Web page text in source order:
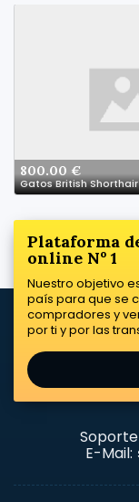
800.00 €
Gatos British Shorthair
Plataforma
online Nº 1
Nuestro objetivo
país para que se
compradores y
por ti y por las
E-Mail: